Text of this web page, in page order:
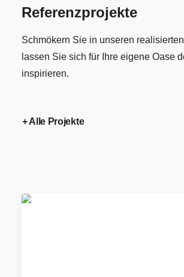
Referenzprojekte
Schmökern Sie in unseren
lassen Sie sich für Ihre eigene Oase
inspirieren.
+ Alle Projekte